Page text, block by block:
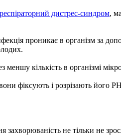
дистрес-синдром,
проникає в організм за
меншу кількість в організмі
фіксують і розрізають
не тільки не